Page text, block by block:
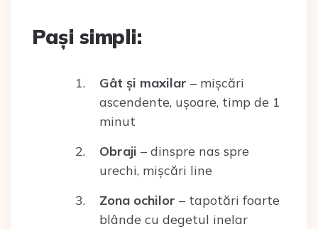
Pași simpli:
Gât și maxilar – mișcări
ascendente, ușoare, timp de 1
minut
Obraji – dinspre nas spre
urechi, mișcări line
Zona ochilor – tapotări foarte
blânde cu degetul inelar